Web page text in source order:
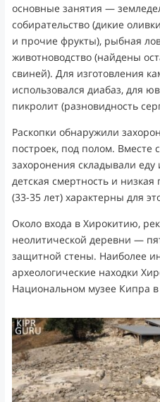
основные занятия —
собирательство (дикие
и прочие фрукты), рыбная
животноводство (найдены
свиней). Для изготовления
использовался диабаз, для
пикролит (разновидность
Раскопки обнаружили
построек, под полом. Вместе
захоронения складывали
детская смертность и
(33-35 лет) характерны для
Около входа в Хирокитию,
неолитической деревни —
защитной стены. Наиболее
археологические находки
Национальном музее Кипра